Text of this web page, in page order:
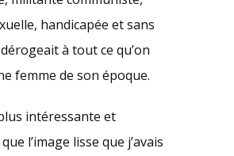
handicapée et sans
à tout ce qu’on
femme de son époque.
intéressante et
l’image lisse que j’avais